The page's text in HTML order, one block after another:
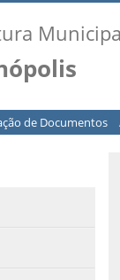
de Documentos